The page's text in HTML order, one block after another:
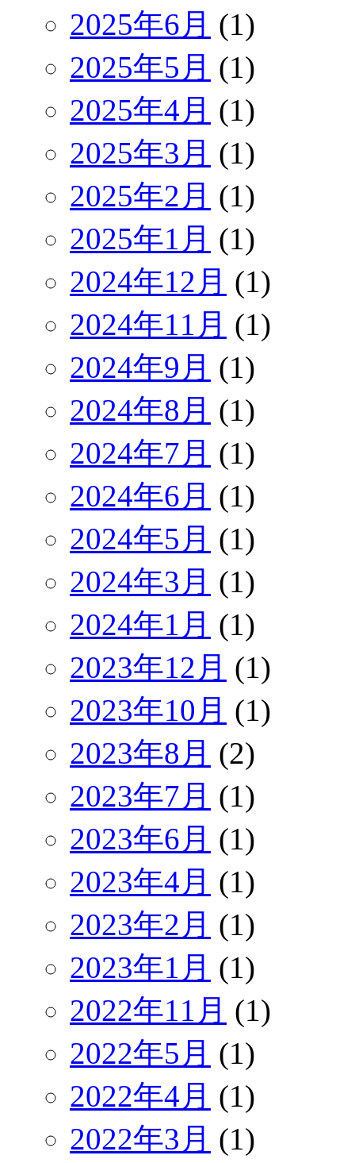
2025年6月 (1)
2025年5月 (1)
2025年4月 (1)
2025年3月 (1)
2025年2月 (1)
2025年1月 (1)
2024年12月 (1)
2024年11月 (1)
2024年9月 (1)
2024年8月 (1)
2024年7月 (1)
2024年6月 (1)
2024年5月 (1)
2024年3月 (1)
2024年1月 (1)
2023年12月 (1)
2023年10月 (1)
2023年8月 (2)
2023年7月 (1)
2023年6月 (1)
2023年4月 (1)
2023年2月 (1)
2023年1月 (1)
2022年11月 (1)
2022年5月 (1)
2022年4月 (1)
2022年3月 (1)